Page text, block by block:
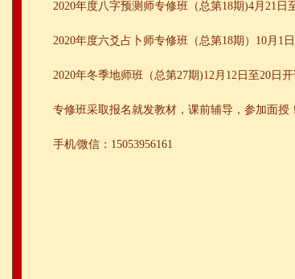
2020年度八字预测师专修班（总第18期)4月21日
2020年度六爻占卜师专修班（总第18期）10月1
2020年冬季地师班（总第27期)12月12日至20日
专修班采取报名就发教材，课前辅导，参加面授
手机∕微信：15053956161